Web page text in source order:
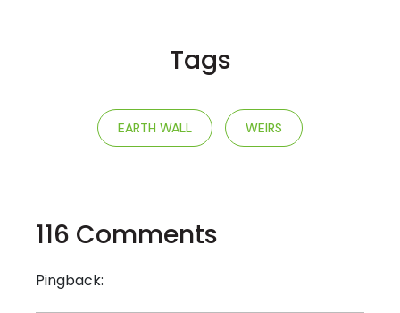
Tags
EARTH WALL WEIRS
116 Comments
Pingback: